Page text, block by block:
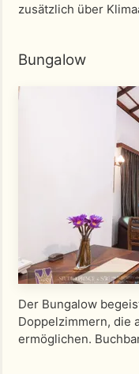
zusätzlich über
Bungalow
Der Bungalow
Doppelzimmern, die
ermöglichen.